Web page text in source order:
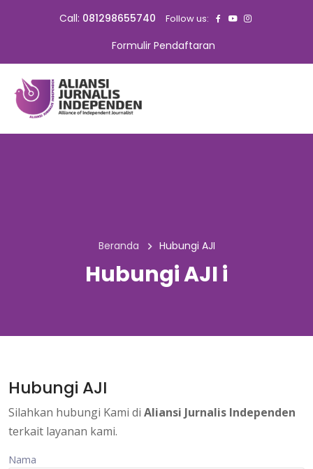
Call: 081298655740 Follow us:
Formulir Pendaftaran
Beranda Hubungi AJI
Hubungi AJI i
Hubungi AJI
Silahkan hubungi Kami di Aliansi Jurnalis Independen
terkait layanan kami.
Nama